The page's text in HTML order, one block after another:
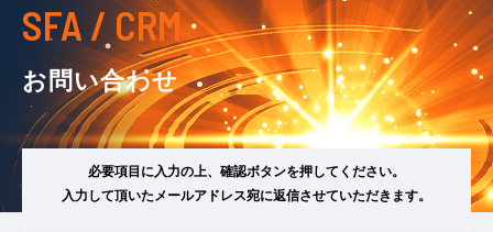
SFA / CRM
お問い合わせ
必要項目に入力の上、確認ボタンを押してください。
入力して頂いたメールアドレス宛に返信させていただきます。